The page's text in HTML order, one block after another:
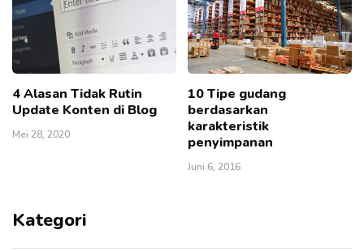
4 Alasan Tidak Rutin
Update Konten di Blog
Mei 28, 2020
10 Tipe gudang
berdasarkan
karakteristik
penyimpanan
Juni 6, 2016
Kategori